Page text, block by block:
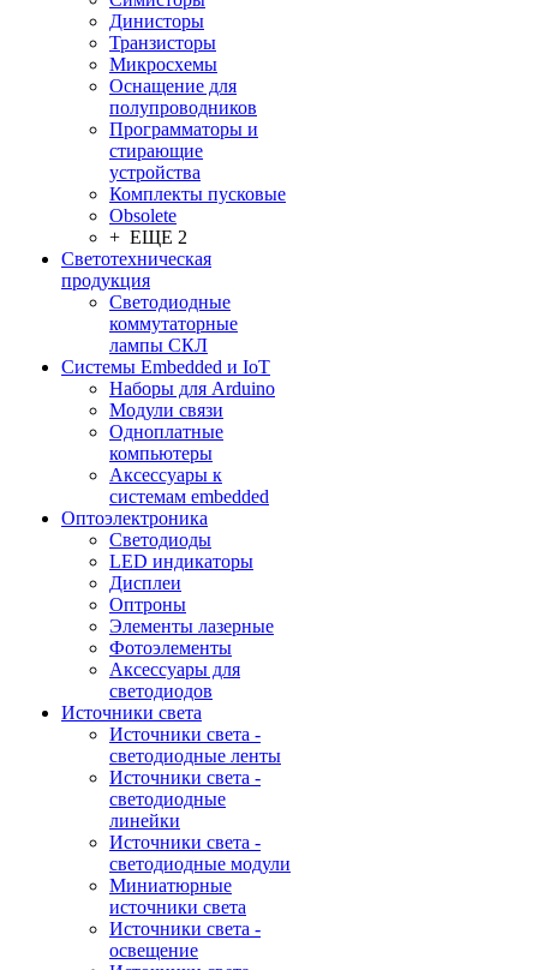
Динисторы
Транзисторы
Микросхемы
Оснащение для
полупроводников
Программаторы и
стирающие
устройства
Комплекты пусковые
Obsolete
+ ЕЩЕ 2
Светотехническая
продукция
Светодиодные
коммутаторные
лампы СКЛ
Системы Embedded и IoT
Наборы для Arduino
Модули связи
Одноплатные
компьютеры
Аксессуары к
системам embedded
Oптоэлектроника
Светодиоды
LED индикаторы
Дисплеи
Оптроны
Элементы лазерные
Фотоэлементы
Аксессуары для
светодиодов
Источники света
Источники света -
светодиодные ленты
Источники света -
светодиодные
линейки
Источники света -
светодиодные модули
Миниатюрные
источники света
Источники света -
освещение